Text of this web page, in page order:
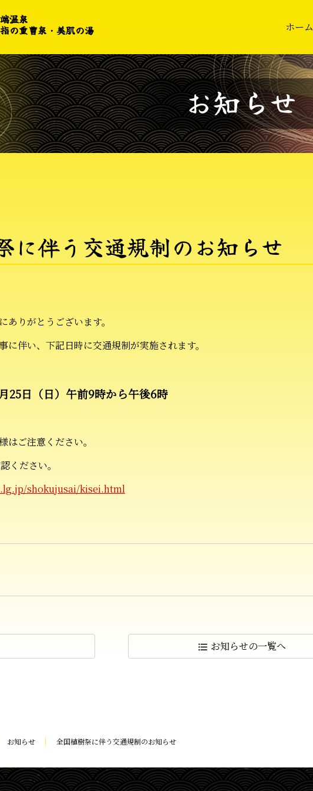
温泉
の重曹泉・美肌の湯 ホーム
お知らせ
に伴う 交通規制のお知 らせ
ありがとうございます。
に伴い、下記日時に交通規制が実施されます。
25日（日）午前9時から午後6時
はご注意ください。
ください。
shokujusai/kisei.html
format_list_bulleted お知らせの一覧へ
お知らせ 全国植樹祭に伴う交通規制のお知らせ